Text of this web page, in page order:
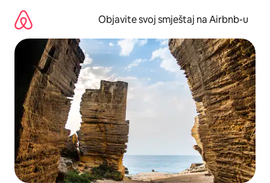
sadržaj
Objavite svoj smještaj na Airbnb-u